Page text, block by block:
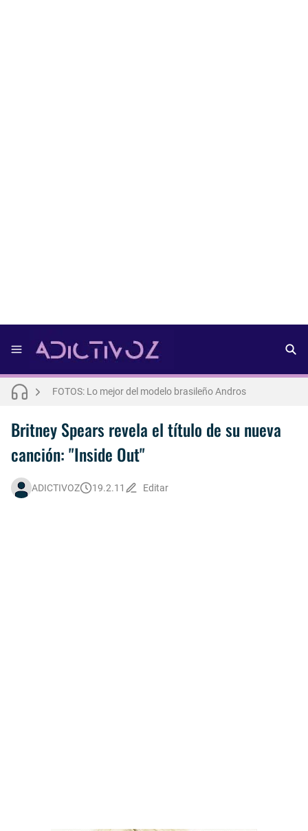
FOTOS: Lo mejor del modelo brasileño Andros
THE WEEKND - Nothing Without You [Letra Trtaducida]
Britney Spears revela el título de su nueva
canción: "Inside Out"
ADICTIVOZ 19.2.11 Editar